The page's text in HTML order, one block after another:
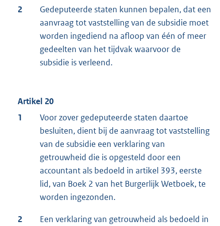
2
Gedeputeerde staten kunnen bepalen, dat een
aanvraag tot vaststelling van de subsidie moet
worden ingediend na afloop van één of meer
gedeelten van het tijdvak waarvoor de
subsidie is verleend.
Artikel 20
1
Voor zover gedeputeerde staten daartoe
besluiten, dient bij de aanvraag tot vaststelling
van de subsidie een verklaring van
getrouwheid die is opgesteld door een
accountant als bedoeld in artikel 393, eerste
lid, van Boek 2 van het Burgerlijk Wetboek, te
worden ingezonden.
2
Een verklaring van getrouwheid als bedoeld in